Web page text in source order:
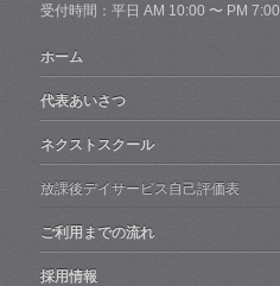
受付時間：平日 AM 10:00 〜 PM 7:00
ホーム
代表あいさつ
ネクストスクール
放課後デイサービス自己評価表
ご利用までの流れ
採用情報